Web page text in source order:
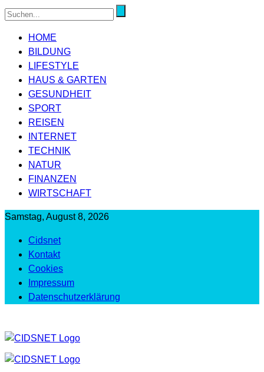
HOME
BILDUNG
LIFESTYLE
HAUS & GARTEN
GESUNDHEIT
SPORT
REISEN
INTERNET
TECHNIK
NATUR
FINANZEN
WIRTSCHAFT
Samstag, August 8, 2026
Cidsnet
Kontakt
Cookies
Impressum
Datenschutzerklärung